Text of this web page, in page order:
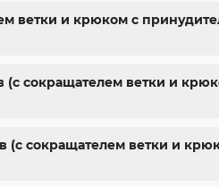
ветки и крюком с
(с сокращателем ветки и
(с сокращателем ветки и